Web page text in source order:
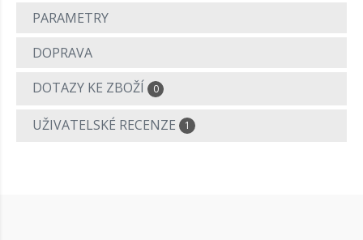
PARAMETRY
DOPRAVA
DOTAZY KE ZBOŽÍ
0
UŽIVATELSKÉ RECENZE 1